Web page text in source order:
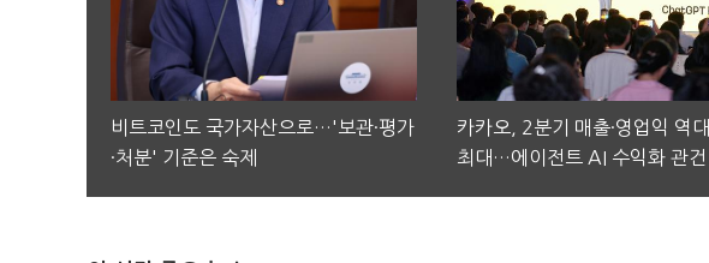
비트코인도 국가자산으로…'보관·평가
·처분' 기준은 숙제
카카오, 2분기 매출·영업익 역대
최대…에이전트 AI 수익화 관건